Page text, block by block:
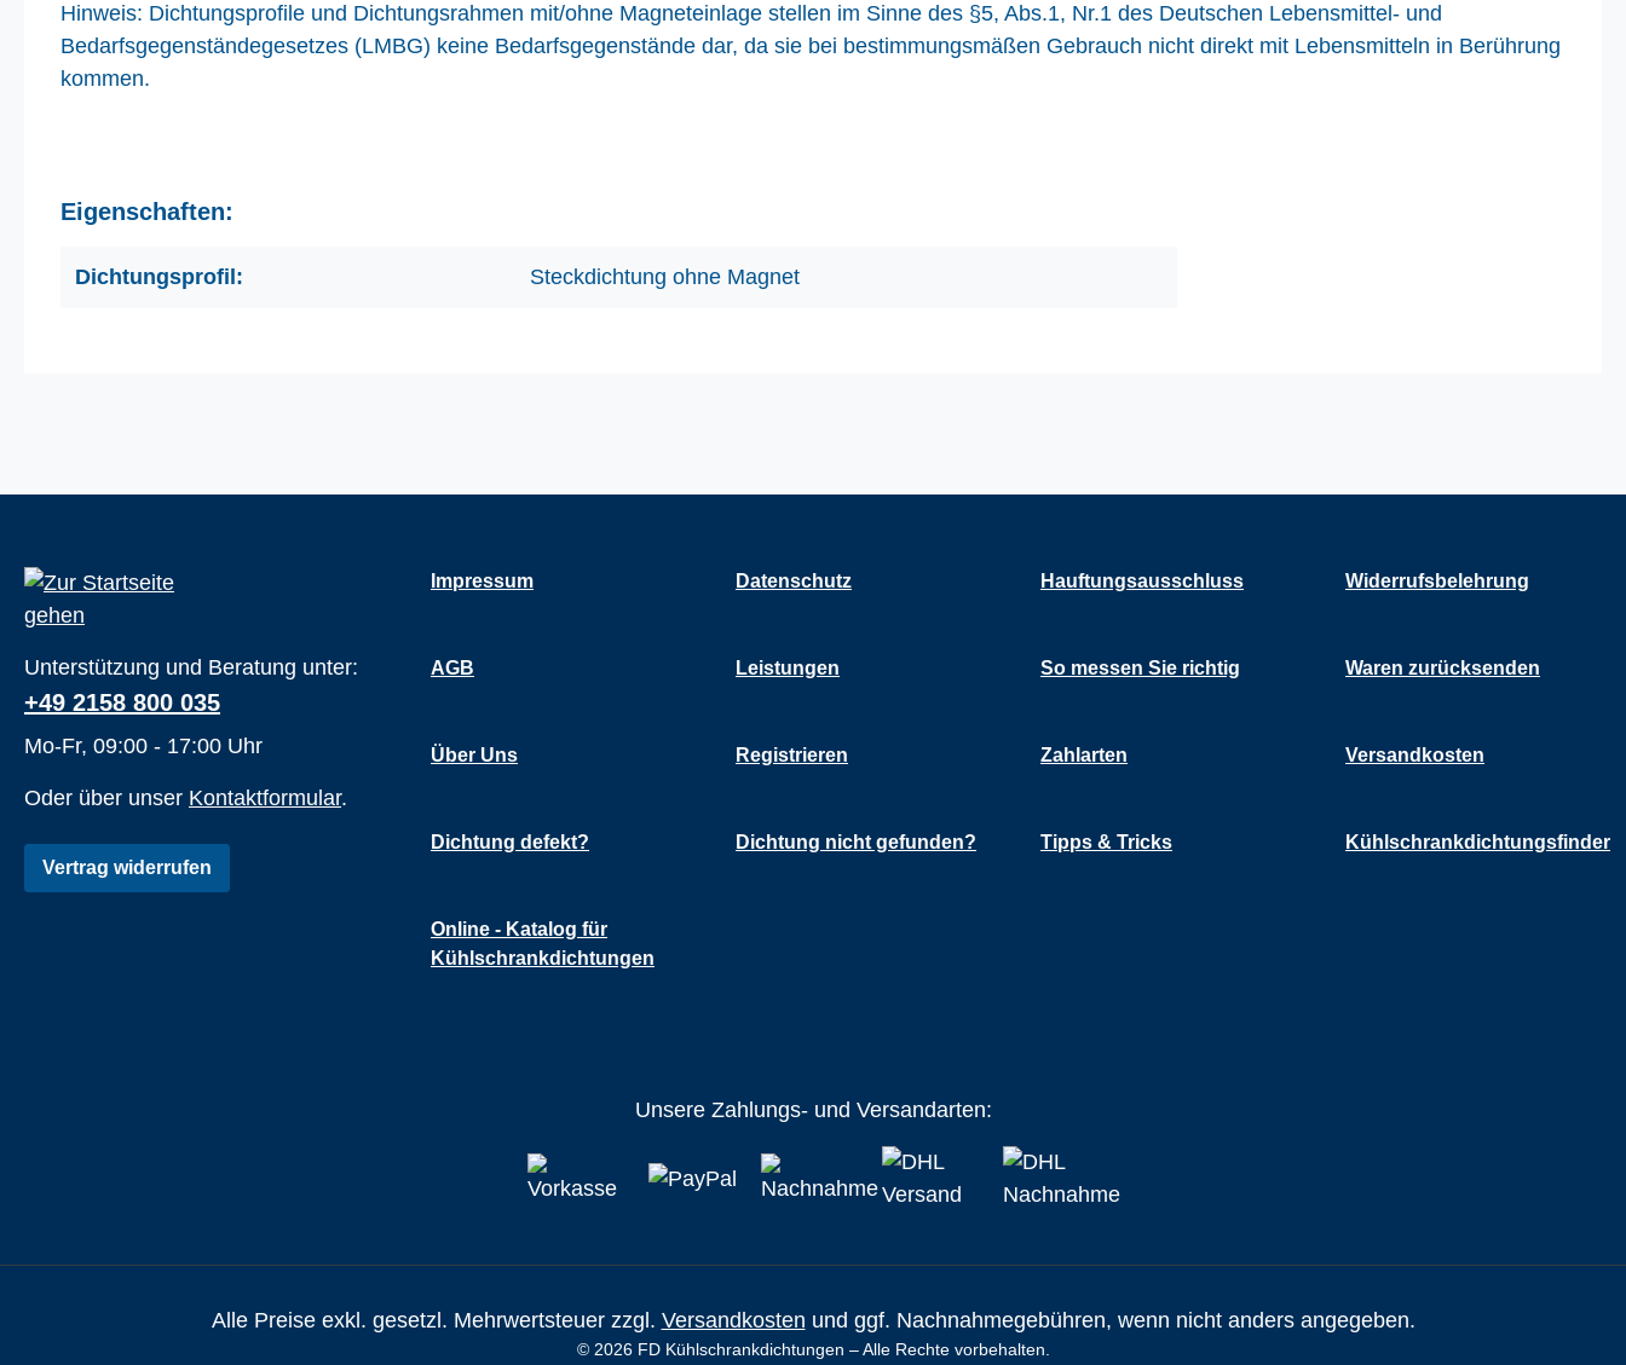
Hinweis: Dichtungsprofile und Dichtungsrahmen mit/ohne Magneteinlage stellen im Sinne des §5, Abs.1, Nr.1 des Deutschen Lebensmittel- und
Bedarfsgegenständegesetzes (LMBG) keine Bedarfsgegenstände dar, da sie bei bestimmungsmäßen Gebrauch nicht direkt mit Lebensmitteln in Berührung
kommen.
Eigenschaften:
Dichtungsprofil: Steckdichtung ohne Magnet
Unterstützung und Beratung unter:
+49 2158 800 035
Mo-Fr, 09:00 - 17:00 Uhr
Oder über unser Kontaktformular.
Vertrag widerrufen
Impressum Datenschutz Hauftungsausschluss Widerrufsbelehrung
AGB Leistungen So messen Sie richtig Waren zurücksenden
Über Uns Registrieren Zahlarten Versandkosten
Dichtung defekt? Dichtung nicht gefunden? Tipps & Tricks Kühlschrankdichtungsfinder
Online - Katalog für
Kühlschrankdichtungen
Unsere Zahlungs- und Versandarten:
Alle Preise exkl. gesetzl. Mehrwertsteuer zzgl. Versandkosten und ggf. Nachnahmegebühren, wenn nicht anders angegeben.